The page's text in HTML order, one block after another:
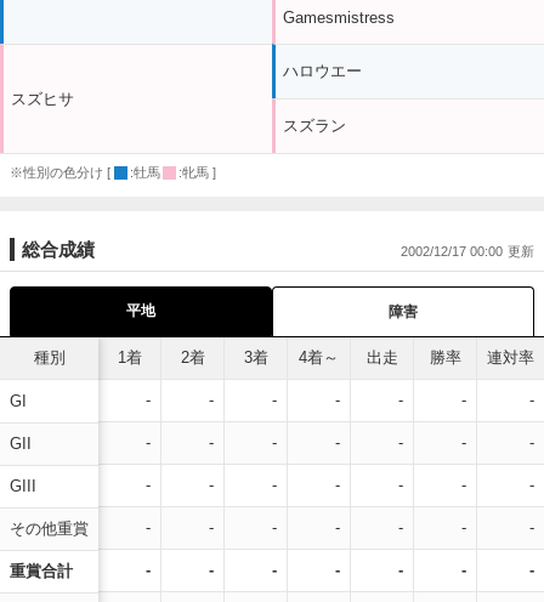
スズヒサ
Gamesmistress
ハロウエー
スズラン
※性別の色分け [ :牡馬 :牝馬 ]
総合成績 2002/12/17 00:00
平地 障害
種別
GI
GII
GIII
その他重賞
重賞合計
1着 2着 3着 4着～ 出走 勝率 連対率
- - - - - - -
- - - - - - -
- - - - - - -
- - - - - - -
- - - - - - -